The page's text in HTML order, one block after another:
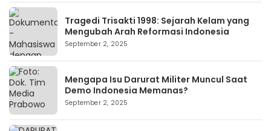
Tragedi Trisakti 1998: Sejarah Kelam yang
Mengubah Arah Reformasi Indonesia
September 2, 2025
Mengapa Isu Darurat Militer Muncul Saat
Demo Indonesia Memanas?
September 2, 2025